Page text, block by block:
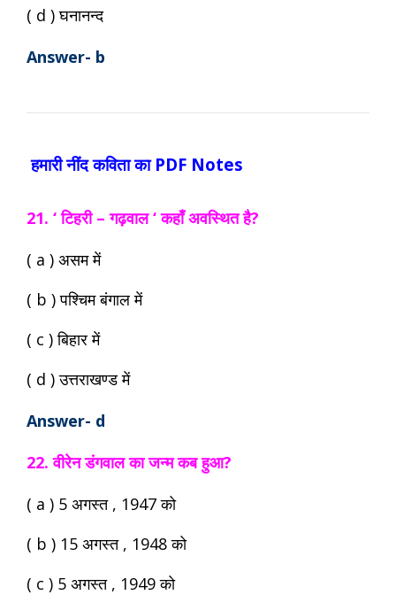
( d ) घनानन्द
Answer- b
हमारी नींद कविता का PDF Notes
21. ‘ टिहरी – गढ़वाल ‘ कहाँ अवस्थित है?
( a ) असम में
( b ) पश्चिम बंगाल में
( c ) बिहार में
( d ) उत्तराखण्ड में
Answer- d
22. वीरेन डंगवाल का जन्म कब हुआ?
( a ) 5 अगस्त , 1947 को
( b ) 15 अगस्त , 1948 को
( c ) 5 अगस्त , 1949 को